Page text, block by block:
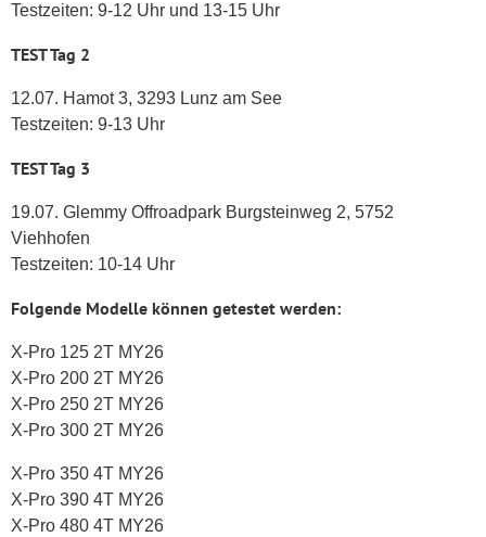
Testzeiten: 9-12 Uhr und 13-15 Uhr
TEST Tag 2
12.07. Hamot 3, 3293 Lunz am See
Testzeiten: 9-13 Uhr
TEST Tag 3
19.07. Glemmy Offroadpark Burgsteinweg 2, 5752
Viehhofen
Testzeiten: 10-14 Uhr
Folgende Modelle können getestet werden:
X-Pro 125 2T MY26
X-Pro 200 2T MY26
X-Pro 250 2T MY26
X-Pro 300 2T MY26
X-Pro 350 4T MY26
X-Pro 390 4T MY26
X-Pro 480 4T MY26